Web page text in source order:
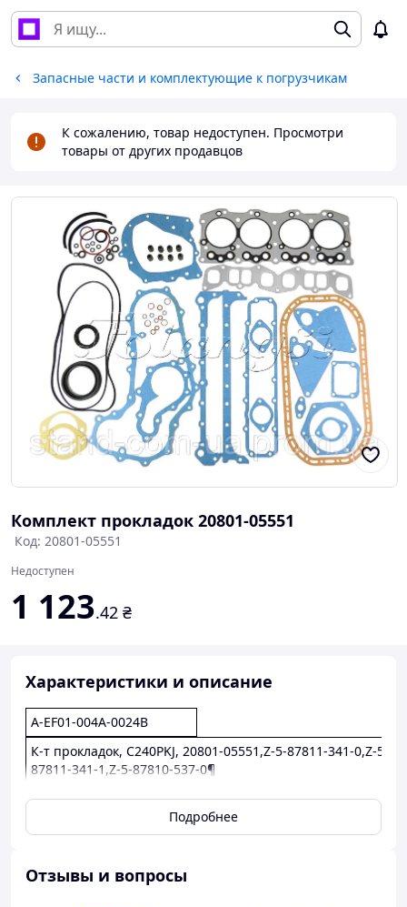
Запасные части и комплектующие к погрузчикам
К сожалению, товар недоступен. Просмотри
товары от других продавцов
Комплект прокладок 20801-05551
Код: 20801-05551
Недоступен
1 123.42 ₴
Характеристики и описание
A-EF01-004A-0024B
К-т прокладок, C240PKJ, 20801-05551,Z-5-87811-341-0,Z-5-
87811-341-1,Z-5-87810-537-0¶
Подробнее
Отзывы и вопросы